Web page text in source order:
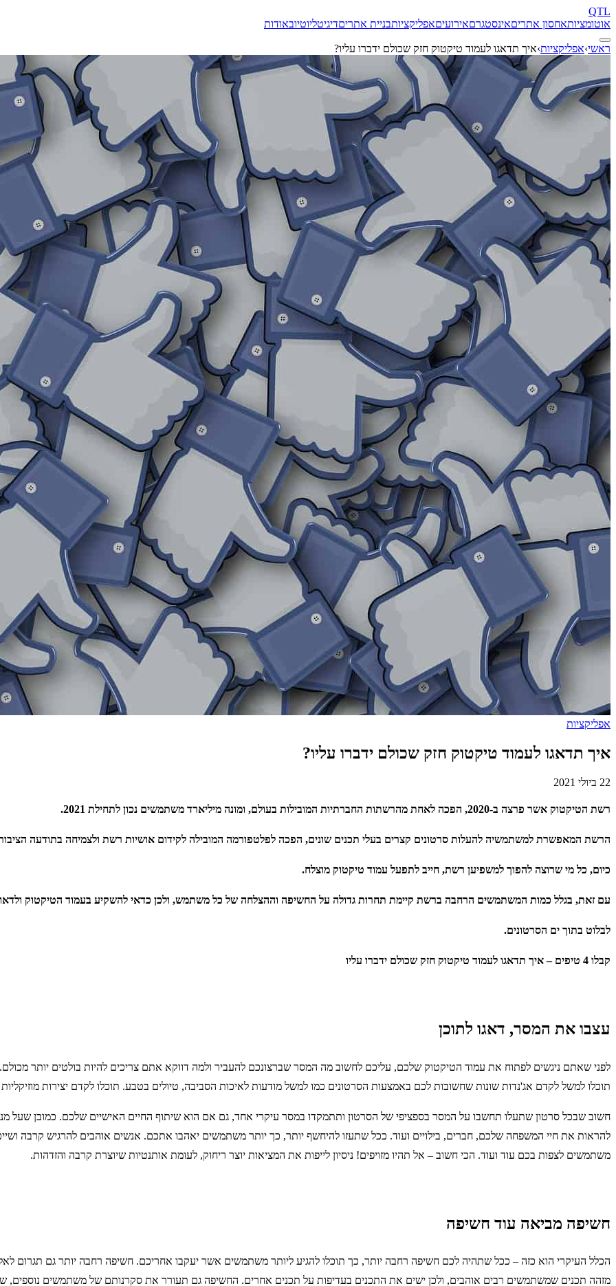
QTL
אוטומציותאחסון אתריםאינסטגרםאירועיםאפליקציותבניית אתריםדיגיטליוטיובאודות
ראשי›אפליקציות›איך תדאגו לעמוד טיקטוק חזק שכולם ידברו עליו?
אפליקציות
איך תדאגו לעמוד טיקטוק חזק שכולם ידברו עליו?
22 ביולי 2021
רשת הטיקטוק אשר פרצה ב-2020, הפכה לאחת מהרשתות החברתיות המובילות בעולם, ומונה מיליארד משתמשים נכון לתחילת 2021.
הרשת המאפשרת למשתמשיה להעלות סרטונים קצרים בעלי תכנים שונים, הפכה לפלטפורמה המובילה לקידום אושיות רשת ולצמיחה בתודעה
כיום, כל מי שרוצה להפוך למשפיען רשת, חייב לתפעל עמוד טיקטוק מוצלח.
עם זאת, בגלל כמות המשתמשים הרחבה ברשת קיימת תחרות גדולה על החשיפה וההצלחה של כל משתמש, ולכן כדאי להשקיע בעמוד הטיקטוק
לבלוט בתוך ים הסרטונים.
קבלו 4 טיפים – איך תדאגו לעמוד טיקטוק חזק שכולם ידברו עליו
עצבו את המסר, דאגו לתוכן
לפני שאתם ניגשים לפתוח את עמוד הטיקטוק שלכם, עליכם לחשוב מה המסר שברצונכם להעביר ולמה דווקא אתם צריכים להיות בולטים יותר
תוכלו למשל לקדם אג'נדות שונות שחשובות לכם באמצעות הסרטונים כמו למשל מודעות לאיכות הסביבה, טיולים בטבע. תוכלו לקדם יצירות
חשוב שבכל סרטון שתעלו תחשבו על המסר בספציפי של הסרטון ותתמקדו במסר עיקרי אחד, גם אם הוא שיתוף החיים האישיים שלכם. כמובן שעל
להראות את חיי המשפחה שלכם, חברים, בילויים ועוד. ככל שתעזו להיחשף יותר, כך יותר משתמשים יאהבו אתכם. אנשים אוהבים להרגיש קרבה
משתמשים לצפות בכם עוד ועוד. הכי חשוב – אל תהיו מזויפים! ניסיון לייפות את המציאות יוצר ריחוק, לעומת אותנטיות שיוצרת קרבה והזדהות.
חשיפה מביאה עוד חשיפה
הכלל העיקרי הוא כזה – ככל שתהיה לכם חשיפה רחבה יותר, כך תוכלו להגיע ליותר משתמשים אשר יעקבו אחריכם. חשיפה רחבה יותר גם תגרום
מזהה תכנים שמשתמשים רבים אוהבים, ולכן ישים את התכנים בעדיפות על תכנים אחרים. החשיפה גם תעורר את סקרנותם של משתמשים נוספים,